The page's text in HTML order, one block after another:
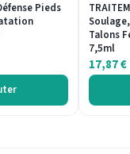
Pieds
Talons
7,5ml
17,87€